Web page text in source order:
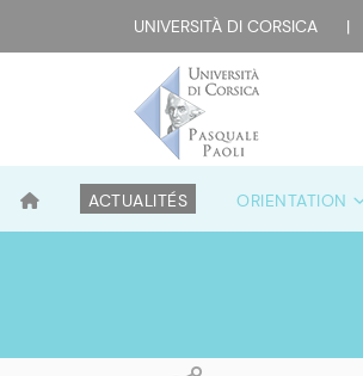
UNIVERSITÀ DI CORSICA
ACTUALITÉS ORIENTATION